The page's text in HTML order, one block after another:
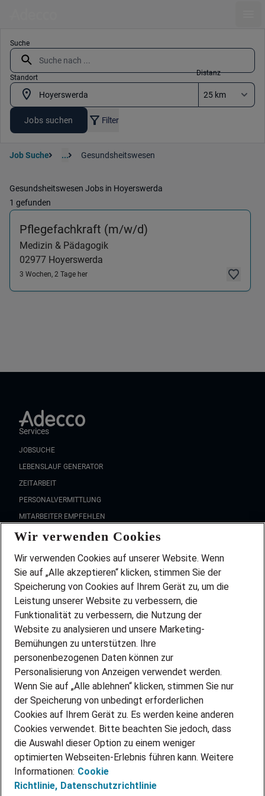
Suche
Standort
Distanz
Jobs suchen Filter
Job Suche ... Gesundsheitswesen
Gesundsheitswesen Jobs in Hoyerswerda
1 gefunden
Pflegefachkraft (m/w/d)
Medizin & Pädagogik
02977 Hoyerswerda
3 Wochen, 2 Tage her
Services
JOBSUCHE
LEBENSLAUF GENERATOR
ZEITARBEIT
PERSONALVERMITTLUNG
MITARBEITER EMPFEHLEN
FAQ
Wir stellen ein!
DEINE BERUFSGRUPPE
DEINE LEBENSSITUATION
PARTNERSHIP WITH AIRBUS
INITIATIV BEWERBEN
ÜBER UNS
STANDORTE
BLOG
PRESSE
KONTAKT
@Adecco 2026
IMPRESSUM
DATENSCHUTZ
Wir verwenden Cookies
Wir verwenden Cookies auf unserer Website. Wenn
Sie auf „Alle akzeptieren“ klicken, stimmen Sie der
Speicherung von Cookies auf Ihrem Gerät zu, um die
Leistung unserer Website zu verbessern, die
Funktionalität zu verbessern, die Nutzung der
Website zu analysieren und unsere Marketing-
Bemühungen zu unterstützen. Ihre
personenbezogenen Daten können zur
Personalisierung von Anzeigen verwendet werden.
Wenn Sie auf „Alle ablehnen“ klicken, stimmen Sie nur
der Speicherung von unbedingt erforderlichen
Cookies auf Ihrem Gerät zu. Es werden keine anderen
Cookies verwendet. Bitte beachten Sie jedoch, dass
die Auswahl dieser Option zu einem weniger
optimierten Webseiten-Erlebnis führen kann. Weitere
Informationen: Cookie
Richtlinie, Datenschutzrichtlinie